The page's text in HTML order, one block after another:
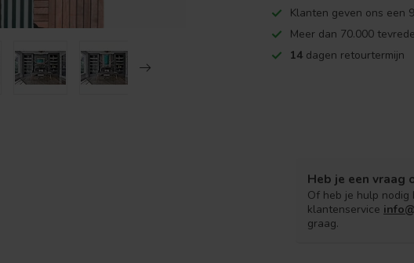
Klanten geven ons een
Meer dan 70.000
14 dagen retourtermijn
Heb je een vraag
Of heb je hulp nodig
klantenservice
graag.